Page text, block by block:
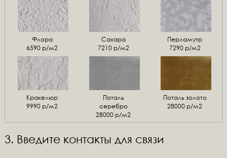
Флора
6590 р/м2
Сахара
7210 р/м2
Перламутр
7290 р/м2
Кракелюр
9990 р/м2
Поталь
серебро
28000 р/м2
Поталь золото
28000 р/м2
3. Введите контакты для связи